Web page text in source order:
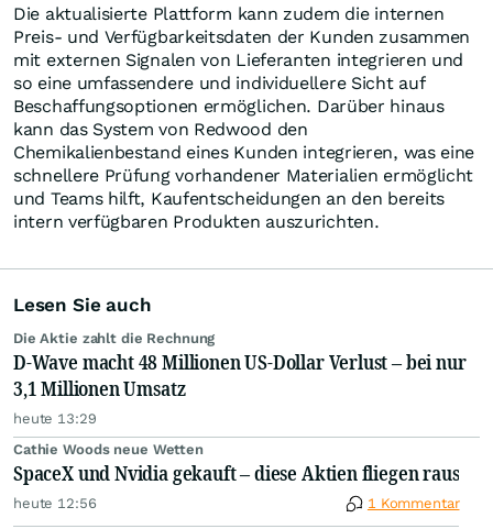
Die aktualisierte Plattform kann zudem die internen
Preis- und Verfügbarkeitsdaten der Kunden zusammen
mit externen Signalen von Lieferanten integrieren und
so eine umfassendere und individuellere Sicht auf
Beschaffungsoptionen ermöglichen. Darüber hinaus
kann das System von Redwood den
Chemikalienbestand eines Kunden integrieren, was eine
schnellere Prüfung vorhandener Materialien ermöglicht
und Teams hilft, Kaufentscheidungen an den bereits
intern verfügbaren Produkten auszurichten.
Lesen Sie auch
Die Aktie zahlt die Rechnung
D-Wave macht 48 Millionen US-Dollar Verlust – bei nur
3,1 Millionen Umsatz
heute 13:29
Cathie Woods neue Wetten
SpaceX und Nvidia gekauft – diese Aktien fliegen raus
heute 12:56 1 Kommentar